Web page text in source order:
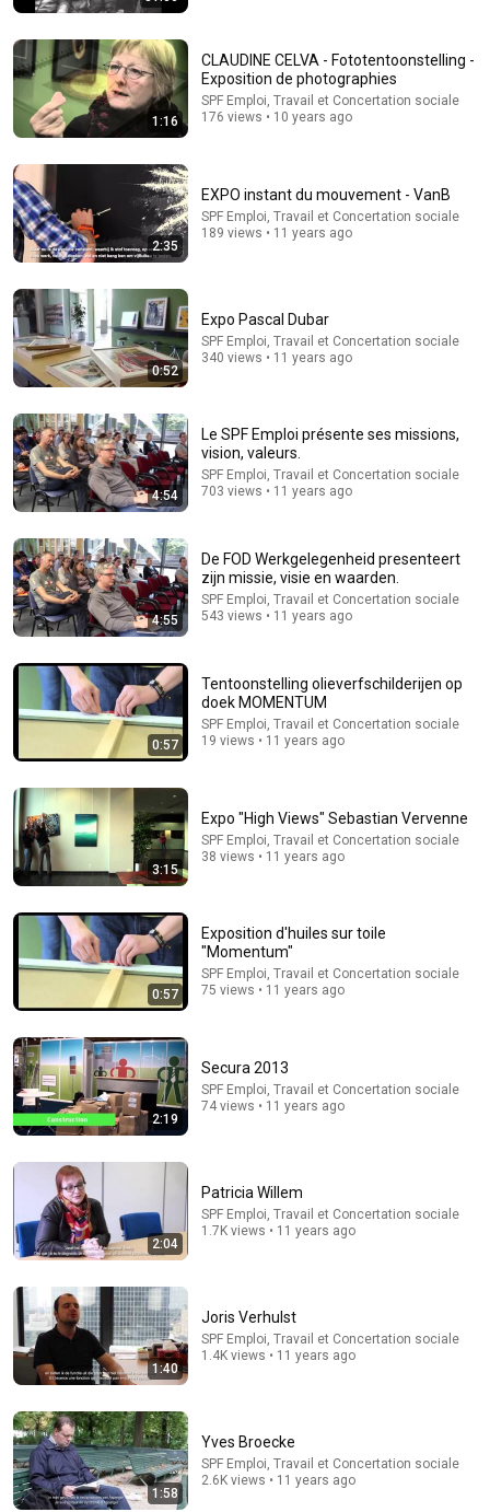
Entitled Teen Thinks She’s Untouchable… Gets
Humbled Instantly By No-Nonsense Cops
Patrol Pro
New 101K views
Webinaire - La nouvelle réglementation concernant
l’amiante
SPF Emploi, Travail et Concertation sociale 1K views
Washington Is Watching. Iran Is Moving. | Robert Pape
At the Water's Edge
16K views
Ce que ton anxiété essaie de te dire depuis des
années en silence | Christophe André
Évolue et Avance • 34K views
1:16
CLAUDINE CELVA - Fototentoonstelling -
Exposition de photographies
SPF Emploi, Travail et Concertation sociale
176 views • 10 years ago
2:35
EXPO instant du mouvement - VanB
SPF Emploi, Travail et Concertation sociale
189 views • 11 years ago
0:52
Expo Pascal Dubar
SPF Emploi, Travail et Concertation sociale
340 views • 11 years ago
4:54
Le SPF Emploi présente ses missions,
vision, valeurs.
SPF Emploi, Travail et Concertation sociale
703 views • 11 years ago
4:55
De FOD Werkgelegenheid presenteert
zijn missie, visie en waarden.
SPF Emploi, Travail et Concertation sociale
543 views • 11 years ago
0:57
Tentoonstelling olieverfschilderijen op
doek MOMENTUM
SPF Emploi, Travail et Concertation sociale
19 views • 11 years ago
3:15
Expo "High Views" Sebastian Vervenne
SPF Emploi, Travail et Concertation sociale
38 views • 11 years ago
0:57
Exposition d'huiles sur toile
"Momentum"
SPF Emploi, Travail et Concertation sociale
75 views • 11 years ago
2:19
Secura 2013
SPF Emploi, Travail et Concertation sociale
74 views • 11 years ago
2:04
Patricia Willem
SPF Emploi, Travail et Concertation sociale
1.7K views • 11 years ago
1:40
Joris Verhulst
SPF Emploi, Travail et Concertation sociale
1.4K views • 11 years ago
1:58
Yves Broecke
SPF Emploi, Travail et Concertation sociale
2.6K views • 11 years ago